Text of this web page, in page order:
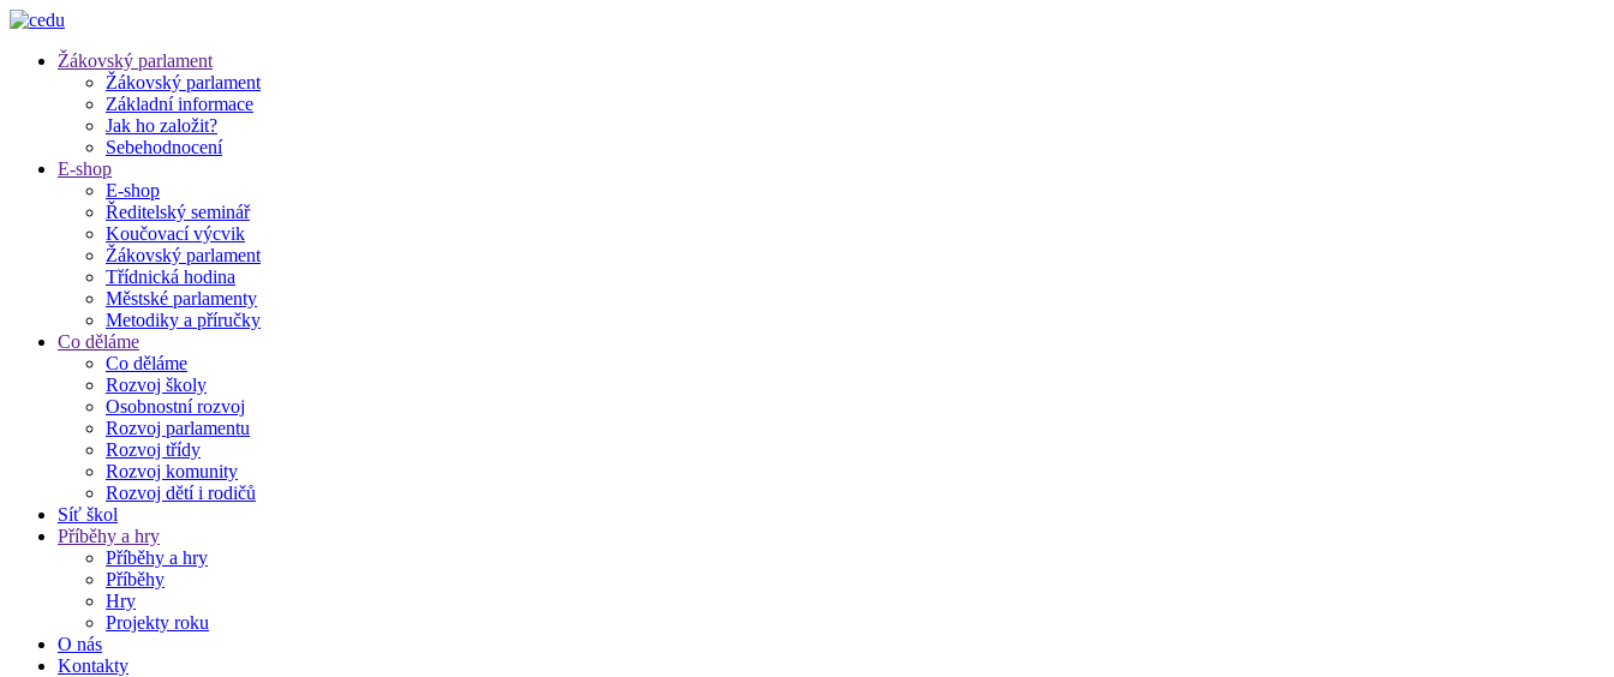
Žákovský parlament
Žákovský parlament
Základní informace
Jak ho založit?
Sebehodnocení
E-shop
E-shop
Ředitelský seminář
Koučovací výcvik
Žákovský parlament
Třídnická hodina
Městské parlamenty
Metodiky a příručky
Co děláme
Co děláme
Rozvoj školy
Osobnostní rozvoj
Rozvoj parlamentu
Rozvoj třídy
Rozvoj komunity
Rozvoj dětí i rodičů
Síť škol
Příběhy a hry
Příběhy a hry
Příběhy
Hry
Projekty roku
O nás
Kontakty